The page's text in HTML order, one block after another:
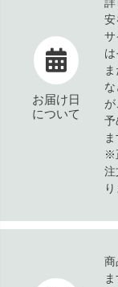
お届け日
について
安
サ
は
が
予
ま
※
注
商